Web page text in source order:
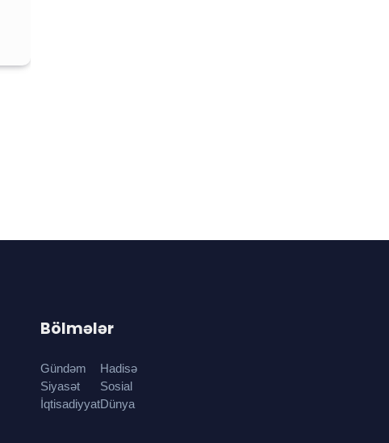
Bölmələr
Gündəm
Siyasət
İqtisadiyyat
Hadisə
Sosial
Dünya